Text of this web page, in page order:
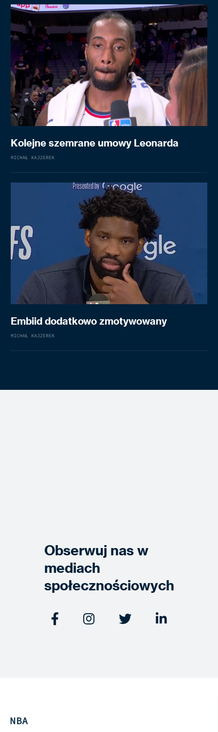
Kolejne szemrane umowy Leonarda
MICHAŁ KAJZEREK
Embiid dodatkowo zmotywowany
MICHAŁ KAJZEREK
Obserwuj nas w
mediach
społecznościowych
   
NBA